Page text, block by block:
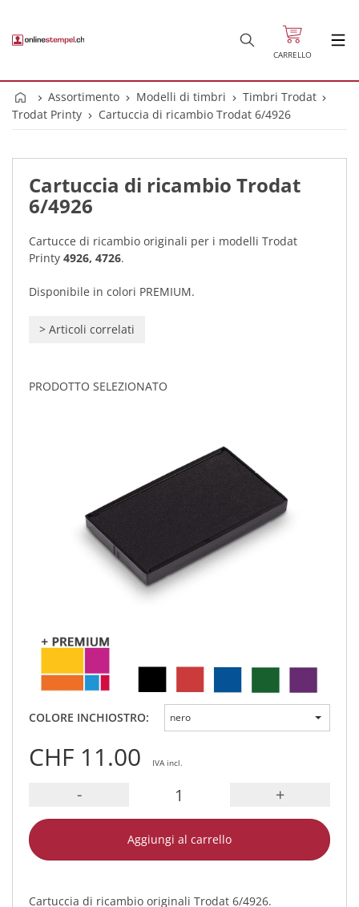
CARRELLO
Assortimento Modelli di timbri
Timbri Trodat
Trodat Printy
Cartuccia di ricambio Trodat 6/4926
Cartuccia di ricambio Trodat
6/4926
Cartucce di ricambio originali per i modelli Trodat
Printy 4926, 4726.
Disponibile in colori PREMIUM.
> Articoli correlati
PRODOTTO SELEZIONATO
COLORE INCHIOSTRO: nero
CHF 11.00 IVA incl.
- +
Aggiungi al carrello
Cartuccia di ricambio originali Trodat 6/4926.